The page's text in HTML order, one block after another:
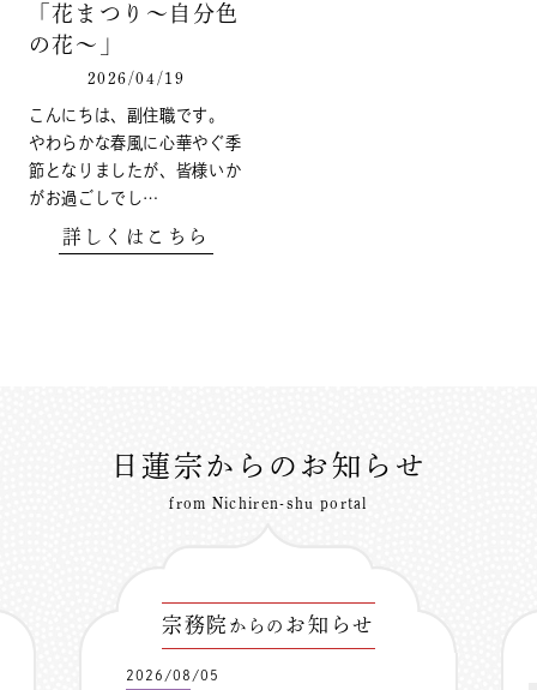
「花まつり～自分色
の花～」
2026/04/19
こんにちは、副住職です。
やわらかな春風に心華やぐ季
節となりましたが、皆様いか
がお過ごしでし…
詳しくはこちら
日蓮宗からのお知らせ
from Nichiren-shu portal
宗務院 からの お知らせ
2026/08/05